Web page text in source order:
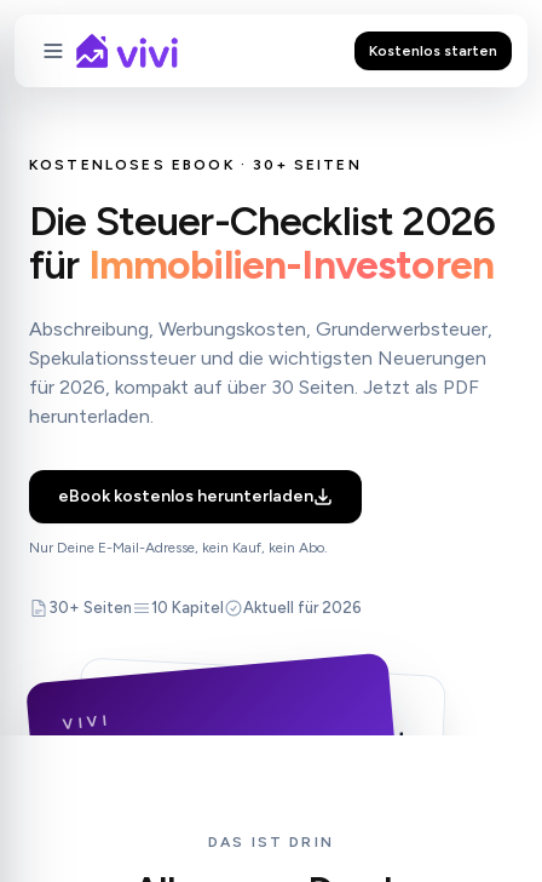
Kostenlos starten
KOSTENLOSES EBOOK · 30+ SEITEN
Die Steuer-Checklist 2026
für Immobilien-Investoren
Abschreibung, Werbungskosten, Grunderwerbsteuer,
Spekulationssteuer und die wichtigsten Neuerungen
für 2026, kompakt auf über 30 Seiten. Jetzt als PDF
herunterladen.
eBook kostenlos herunterladen
Nur Deine E-Mail-Adresse, kein Kauf, kein Abo.
30+ Seiten 10 Kapitel Aktuell für 2026
15 Steuertipps auf einen Blick
Fahrtkosten dokumentieren (0,30 €/km)
VIVI
Steuer-Checklist
DAS IST DRIN